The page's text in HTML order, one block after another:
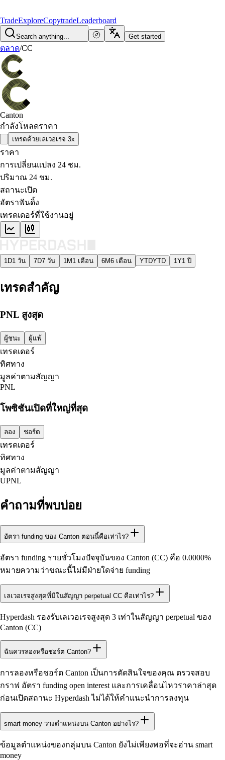
TradeExploreCopytradeLeaderboard
Search anything... Get started
ตลาด/CC
Canton
กำลังโหลดราคา
เทรดด้วยเลเวอเรจ 3x
ราคา
การเปลี่ยนแปลง 24 ชม.
ปริมาณ 24 ชม.
สถานะเปิด
อัตราฟันดิ้ง
เทรดเดอร์ที่ใช้งานอยู่
1D1 วัน 7D7 วัน 1M 1 เดือน 6M6 เดือน YTDYTD 1Y1 ปี
เทรดสำคัญ
PNL สูงสุด
ผู้ชนะ ผู้แพ้
เทรดเดอร์
ทิศทาง
มูลค่าตามสัญญา
PNL
โพซิชันเปิดที่ใหญ่ที่สุด
ลอง ชอร์ต
เทรดเดอร์
ทิศทาง
มูลค่าตามสัญญา
UPNL
คำถามที่พบบ่อย
อัตรา funding ของ Canton ตอนนี้คือเท่าไร?
อัตรา funding รายชั่วโมงปัจจุบันของ Canton (CC) คือ 0.0000%
หมายความว่าขณะนี้ไม่มีฝ่ายใดจ่าย funding
เลเวอเรจสูงสุดที่มีในสัญญา perpetual CC คือเท่าไร?
Hyperdash รองรับเลเวอเรจสูงสุด 3 เท่าในสัญญา perpetual ของ
Canton (CC)
ฉันควรลองหรือชอร์ต Canton?
การลองหรือชอร์ต Canton เป็นการตัดสินใจของคุณ ตรวจสอบ
กราฟ อัตรา funding open interest และการเคลื่อนไหวราคาล่าสุด
ก่อนเปิดสถานะ Hyperdash ไม่ได้ให้คำแนะนำการลงทุน
smart money วางตำแหน่งบน Canton อย่างไร?
ข้อมูลตำแหน่งของกลุ่มบน Canton ยังไม่เพียงพอที่จะอ่าน smart
money